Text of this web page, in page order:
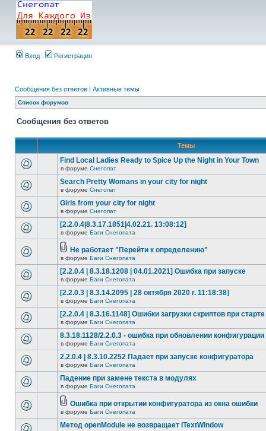
Вход Регистрация
Сообщения без ответов | Активные темы
Список форумов
Сообщения без ответов
Темы
Find Local Ladies Ready to Spice Up the Night in Your Town
в форуме Снегопат
Search Pretty Womans in your city for night
в форуме Снегопат
Girls from your city for night
в форуме Снегопат
[2.2.0.4|8.3.17.1851|4.02.21. 13:08:12]
в форуме Баги Снегопата
Не работает "Перейти к определению"
в форуме Баги Снегопата
[2.2.0.4 | 8.3.18.1208 | 04.01.2021] Ошибка при запуске
в форуме Баги Снегопата
[2.2.0.3 | 8.3.14.2095 | 28 октября 2020 г. 11:18:38]
в форуме Баги Снегопата
[2.2.0.4 | 8.3.16.1148] Ошибки загрузки скриптов при старте
в форуме Баги Снегопата
8.3.18.1128/2.2.0.3 - ошибка при обновлении конфигурации
в форуме Баги Снегопата
2.2.0.4 | 8.3.10.2252 Падает при запуске конфигуратора
в форуме Баги Снегопата
Падение при замене текста в модулях
в форуме Баги Снегопата
Ошибка при открытии конфигуратора из окна ошибки
в форуме Баги Снегопата
Метод openModule не возвращает ITextWindow